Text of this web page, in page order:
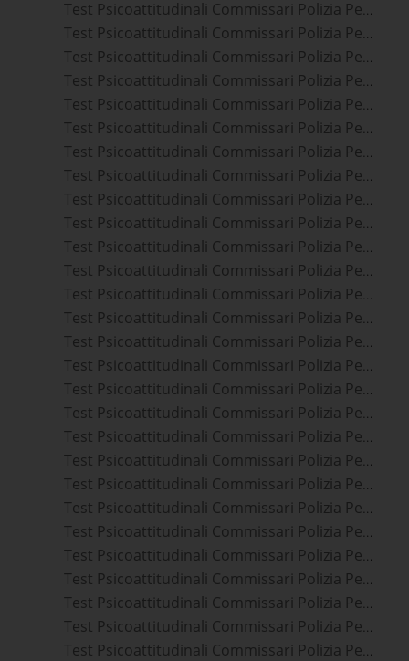
Test Psicoattitudinali Commissari Polizia Penitenziaria Varese
Test Psicoattitudinali Commissari Polizia Penitenziaria Saronno
Test Psicoattitudinali Commissari Polizia Penitenziaria Genova
Test Psicoattitudinali Commissari Polizia Penitenziaria Milano
Test Psicoattitudinali Commissari Polizia Penitenziaria Limbiate
Test Psicoattitudinali Commissari Polizia Penitenziaria Imperia
Test Psicoattitudinali Commissari Polizia Penitenziaria Cesano Maderno
Test Psicoattitudinali Commissari Polizia Penitenziaria Sanremo
Test Psicoattitudinali Commissari Polizia Penitenziaria Desio
Test Psicoattitudinali Commissari Polizia Penitenziaria Cantù
Test Psicoattitudinali Commissari Polizia Penitenziaria Seregno
Test Psicoattitudinali Commissari Polizia Penitenziaria Como
Test Psicoattitudinali Commissari Polizia Penitenziaria Lissone
Test Psicoattitudinali Commissari Polizia Penitenziaria Monza
Test Psicoattitudinali Commissari Polizia Penitenziaria Brugherio
Test Psicoattitudinali Commissari Polizia Penitenziaria Rapallo
Test Psicoattitudinali Commissari Polizia Penitenziaria Lodi
Test Psicoattitudinali Commissari Polizia Penitenziaria Lecco
Test Psicoattitudinali Commissari Polizia Penitenziaria Piacenza
Test Psicoattitudinali Commissari Polizia Penitenziaria Crema
Test Psicoattitudinali Commissari Polizia Penitenziaria Bergamo
Test Psicoattitudinali Commissari Polizia Penitenziaria Cremona
Test Psicoattitudinali Commissari Polizia Penitenziaria La Spezia
Test Psicoattitudinali Commissari Polizia Penitenziaria Brescia
Test Psicoattitudinali Commissari Polizia Penitenziaria Parma
Test Psicoattitudinali Commissari Polizia Penitenziaria Carrara
Test Psicoattitudinali Commissari Polizia Penitenziaria Massa
Test Psicoattitudinali Commissari Polizia Penitenziaria Reggio Nell'emilia